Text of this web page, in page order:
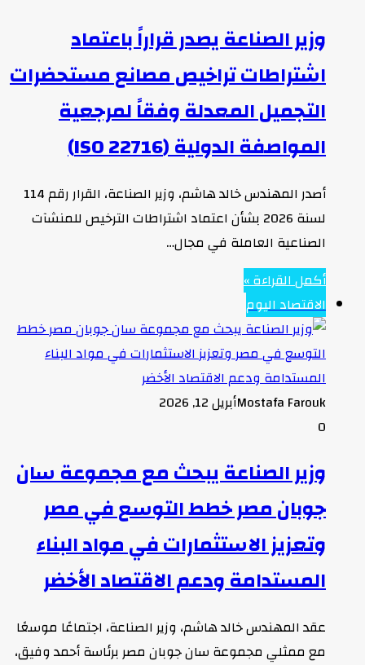
وزير الصناعة يصدر قراراً باعتماد
اشتراطات تراخيص مصانع مستحضرات
التجميل المعدلة وفقاً لمرجعية
المواصفة الدولية (ISO 22716)
أصدر المهندس خالد هاشم، وزير الصناعة، القرار رقم 114
لسنة 2026 بشأن اعتماد اشتراطات الترخيص للمنشآت
الصناعية العاملة في مجال…
أكمل القراءة »
الاقتصاد اليوم
Mostafa Faroukأبريل 12, 2026
0
وزير الصناعة يبحث مع مجموعة سان
جوبان مصر خطط التوسع في مصر
وتعزيز الاستثمارات في مواد البناء
المستدامة ودعم الاقتصاد الأخضر
عقد المهندس خالد هاشم، وزير الصناعة، اجتماعًا موسعًا
مع ممثلي مجموعة سان جوبان مصر برئاسة أحمد وفيق،